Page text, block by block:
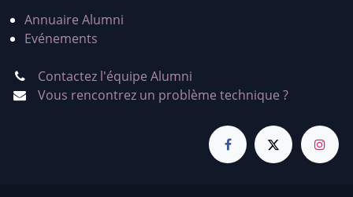
Annuaire Alumni
Evénements
Contactez l'équipe Alumni
Vous rencontrez un problème technique ?